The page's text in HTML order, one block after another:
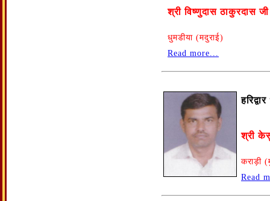
श्री विष्णुदास ठाकुरदास
धुमडीया (मदुराई)
Read more...
श्री
कराड़ी
Read